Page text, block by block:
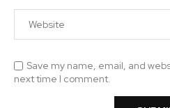
Save my name, email, and
next time I comment.